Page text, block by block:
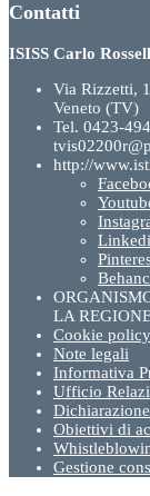
Contatti
ISISS Carlo
Via Rizzetti,
Veneto (TV)
Tel. 0423-
http://
LA
Cookie policy
Note legali
Informativa
Ufficio
Obiettivi di
Gestione